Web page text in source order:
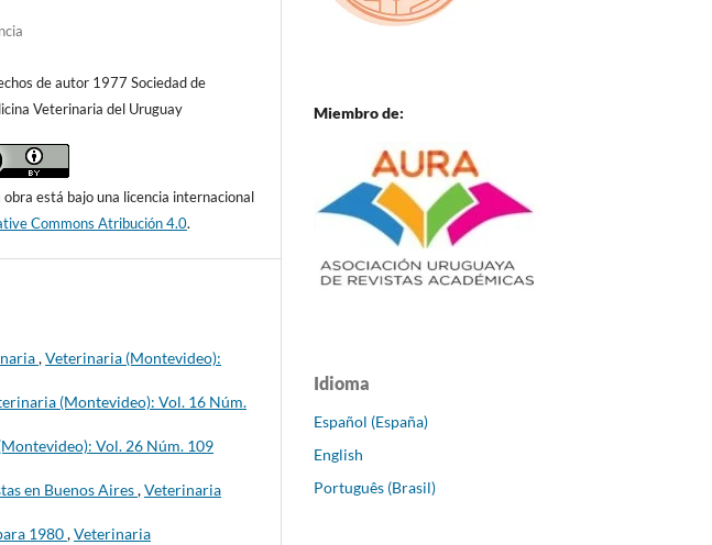
de autor 1977 Sociedad de
Veterinaria del Uruguay
obra está bajo una licencia internacional
Commons Atribución 4.0.
,Veterinaria (Montevideo):
(Montevideo): Vol. 16 Núm.
Vol. 26 Núm. 109
en Buenos Aires,Veterinaria
1980,Veterinaria
Miembro de:
Idioma
Español (España)
English
Português (Brasil)